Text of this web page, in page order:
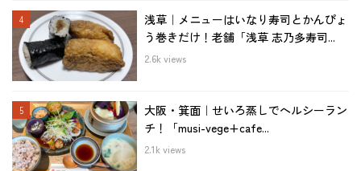
浅草｜メニューはいなり寿司とかんぴょ
う巻きだけ！老舗「浅草 志乃多寿司...
2.6k views
大阪・箕面｜せいろ蒸しでヘルシーラン
チ！「musi-vege+cafe...
2.1k views